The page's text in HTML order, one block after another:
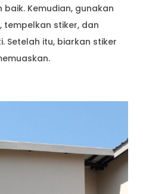
Kemudian, gunakan
stiker, dan
itu, biarkan stiker